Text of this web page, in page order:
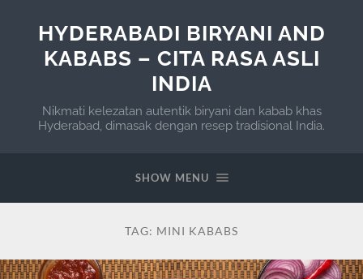
HYDERABADI BIRYANI AND
KABABS – CITA RASA ASLI
INDIA
Nikmati kelezatan autentik biryani dan kabab khas
Hyderabad, dimasak dengan resep tradisional India.
SHOW MENU
TAG: MINI KABABS